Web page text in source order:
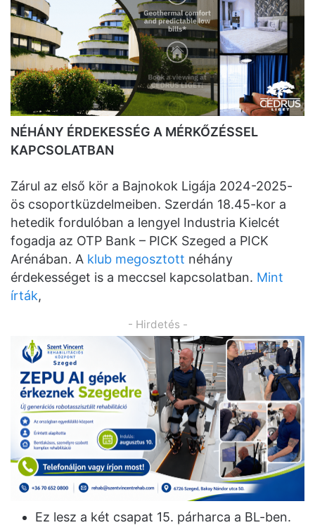
NÉHÁNY ÉRDEKESSÉG A MÉRKŐZÉSSEL
KAPCSOLATBAN
Zárul az első kör a Bajnokok Ligája 2024-2025-
ös csoportküzdelmeiben. Szerdán 18.45-kor a
hetedik fordulóban a lengyel Industria Kielcét
fogadja az OTP Bank – PICK Szeged a PICK
Arénában. A klub megosztott néhány
érdekességet is a meccsel kapcsolatban. Mint
írták,
- Hirdetés -
Ez lesz a két csapat 15. párharca a BL-ben.